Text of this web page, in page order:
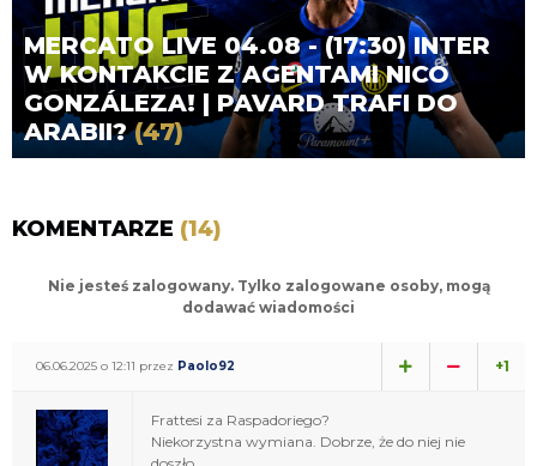
MERCATO LIVE 04.08 - (17:30) INTER
W KONTAKCIE Z AGENTAMI NICO
GONZÁLEZA! | PAVARD TRAFI DO
ARABII?(47)
KOMENTARZE (14)
Nie jesteś zalogowany. Tylko zalogowane osoby, mogą
dodawać wiadomości
06.06.2025 o 12:11 przez Paolo92 +1
Frattesi za Raspadoriego?
Niekorzystna wymiana. Dobrze, że do niej nie